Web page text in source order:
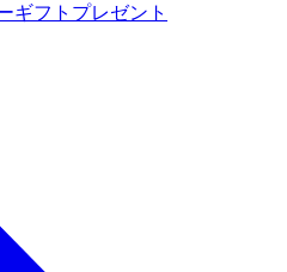
ギフトプレゼント